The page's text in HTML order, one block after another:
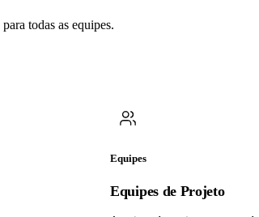
todas as equipes.
Equipes
Equipes de Projeto